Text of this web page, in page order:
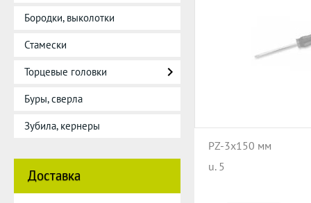
Бородки, выколотки
Стамески
Торцевые головки
Буры, сверла
Зубила, кернеры
Доставка
PZ-3x150 мм
u. 5